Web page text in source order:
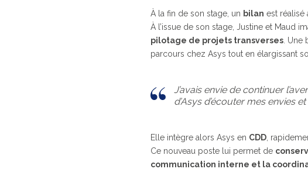
À la fin de son stage, un bilan est réalisé
À l’issue de son stage, Justine et Maud
pilotage de projets transverses .
parcours chez Asys tout en élargissant
J’avais envie de continuer
d’Asys d’écouter mes envies
Elle intègre alors Asys en CDD ,
Ce nouveau poste lui permet de
communication interne et la